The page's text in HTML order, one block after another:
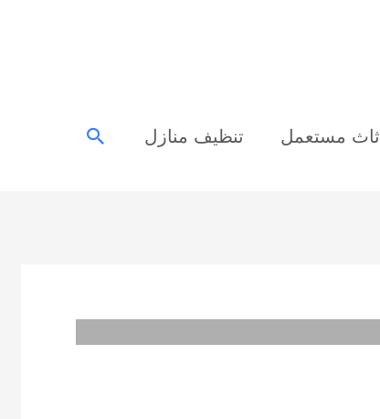
أثاث مستعمل تنظيف منازل البحث